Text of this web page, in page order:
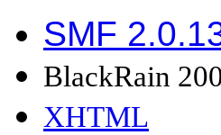
SMF
BlackRain
XHTML